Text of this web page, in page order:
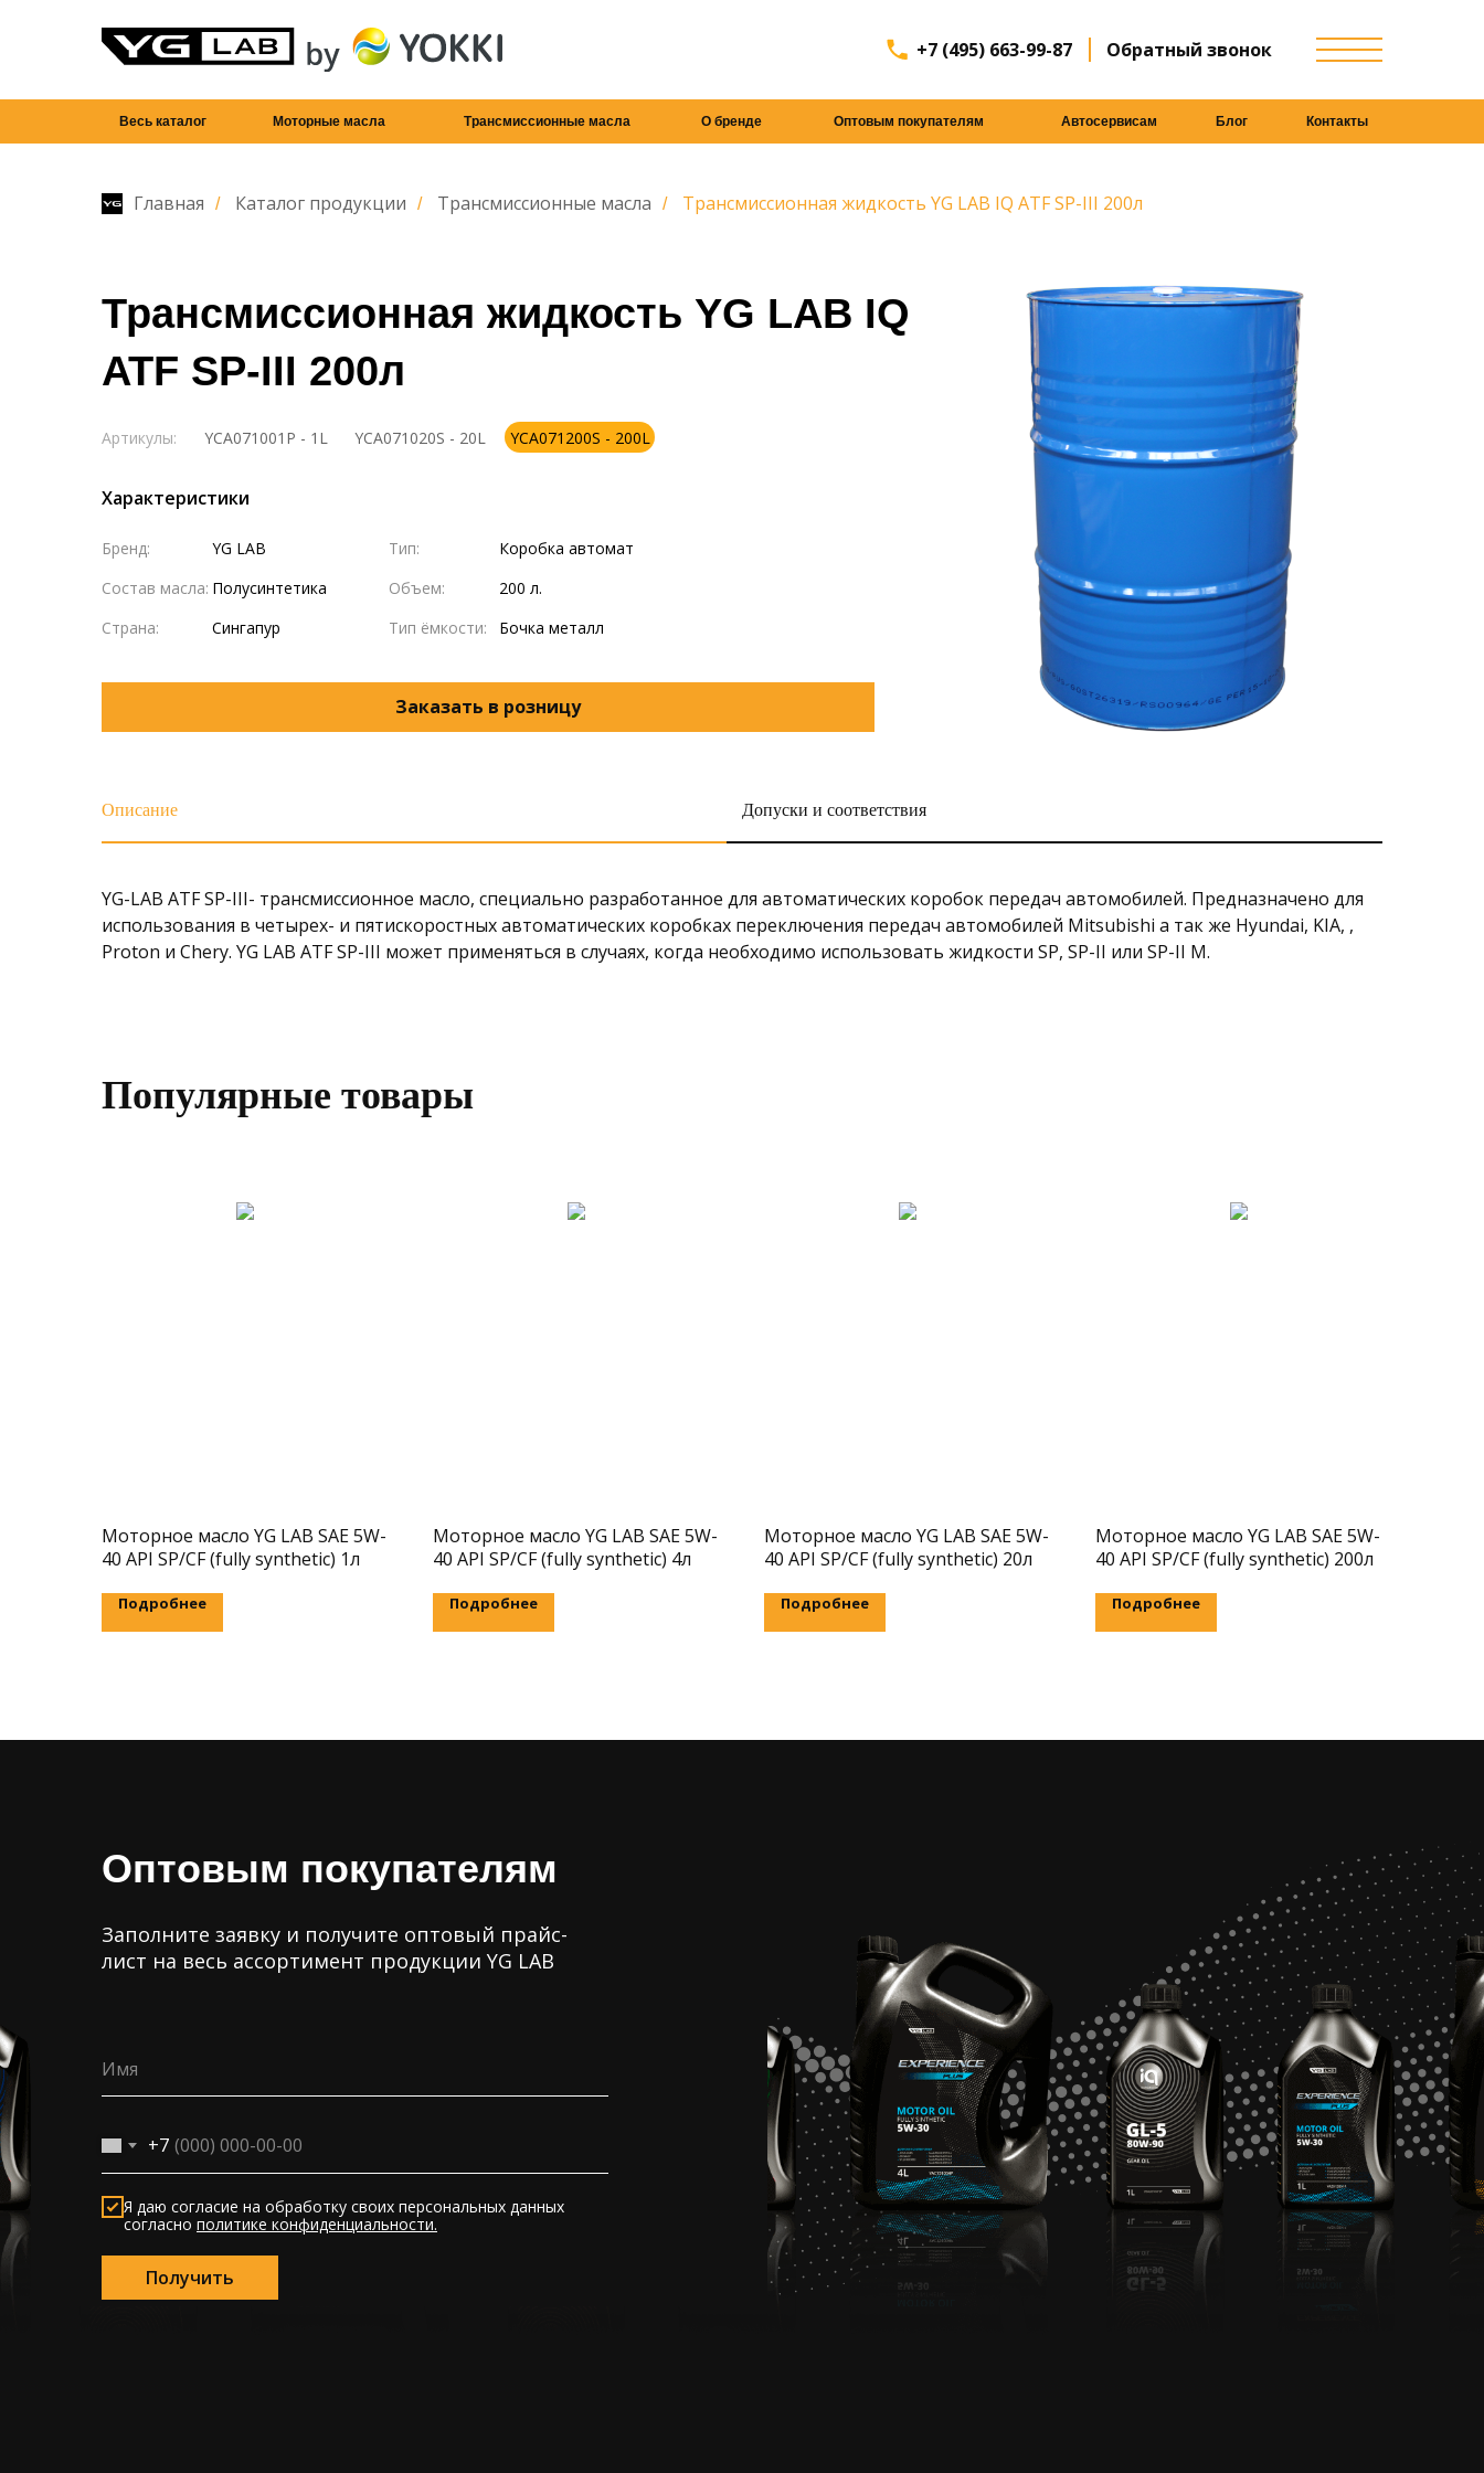
+7 (495) 663-99-87 Обратный звонок
Весь каталог Моторные масла Трансмиссионные масла Оптовым покупателям
О бренде Автосервисам Блог Контакты
Главная / Каталог продукции / Трансмиссионные масла / Трансмиссионная жидкость YG LAB IQ ATF SP-III 200л
Трансмиссионная жидкость YG LAB IQ
ATF SP-III 200л
YCA071001P - 1L
Артикулы: YCA071200S - 200L
Страна: Сингапур
Объем:
200 л.
Тип ёмкости:
Тип:
Бочка металл
Коробка автомат
Бренд:
YG LAB
Состав масла: Полусинтетика
Характеристики
YCA071020S - 20L
Заказать в розницу
Описание Допуски и соответствия
YG-LAB ATF SP-III- трансмиссионное масло, специально разработанное для автоматических коробок передач автомобилей. Предназначено для
использования в четырех- и пятискоростных автоматических коробках переключения передач автомобилей Mitsubishi а так же Hyundai, KIA, ,
Proton и Chery. YG LAB ATF SP-III может применяться в случаях, когда необходимо использовать жидкости SP, SP-II или SP-II M.
Популярные товары
Моторное масло YG LAB SAE 5W-
40 API SP/CF (fully synthetic) 1л
Подробнее
Моторное масло YG LAB SAE 5W-
40 API SP/CF (fully synthetic) 4л
Подробнее
Моторное масло YG LAB SAE 5W-
40 API SP/CF (fully synthetic) 20л
Подробнее
Моторное масло YG LAB SAE 5W-
40 API SP/CF (fully synthetic) 200л
Подробнее
Оптовым покупателям
Заполните заявку и получите оптовый прайс-
лист на весь ассортимент продукции YG LAB
Имя
+7
Я даю согласие на обработку своих персональных данных
согласно политике конфиденциальности.
Получить